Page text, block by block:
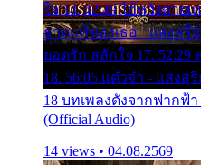
ใจ 14. 42:49 ไอ้หวังตาย
ธาตุแท้ของเธอ - แสงสุรี
ยอดรัก สลักใจ 17.
18. 56:05 แต๋วจ๋า - แสงสุ
18 บทเพลงดังจากฟากฟ้
(Official Audio)
14 views • 04.08.2569